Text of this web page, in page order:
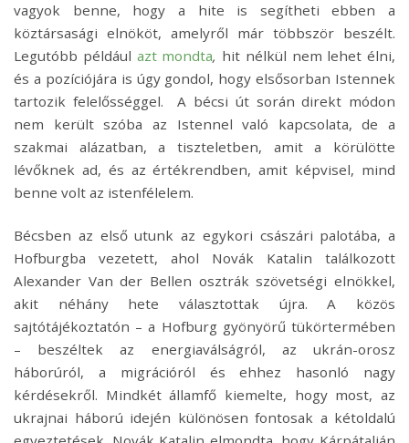
vagyok benne, hogy a hite is segítheti ebben a
köztársasági elnököt, amelyről már többször beszélt.
Legutóbb például azt mondta, hit nélkül nem lehet élni,
és a pozíciójára is úgy gondol, hogy elsősorban Istennek
tartozik felelősséggel. A bécsi út során direkt módon
nem került szóba az Istennel való kapcsolata, de a
szakmai alázatban, a tiszteletben, amit a körülötte
lévőknek ad, és az értékrendben, amit képvisel, mind
benne volt az istenfélelem.
Bécsben az első utunk az egykori császári palotába, a
Hofburgba vezetett, ahol Novák Katalin találkozott
Alexander Van der Bellen osztrák szövetségi elnökkel,
akit néhány hete választottak újra. A közös
sajtótájékoztatón – a Hofburg gyönyörű tükörtermében
– beszéltek az energiaválságról, az ukrán-orosz
háborúról, a migrációról és ehhez hasonló nagy
kérdésekről. Mindkét államfő kiemelte, hogy most, az
ukrajnai háború idején különösen fontosak a kétoldalú